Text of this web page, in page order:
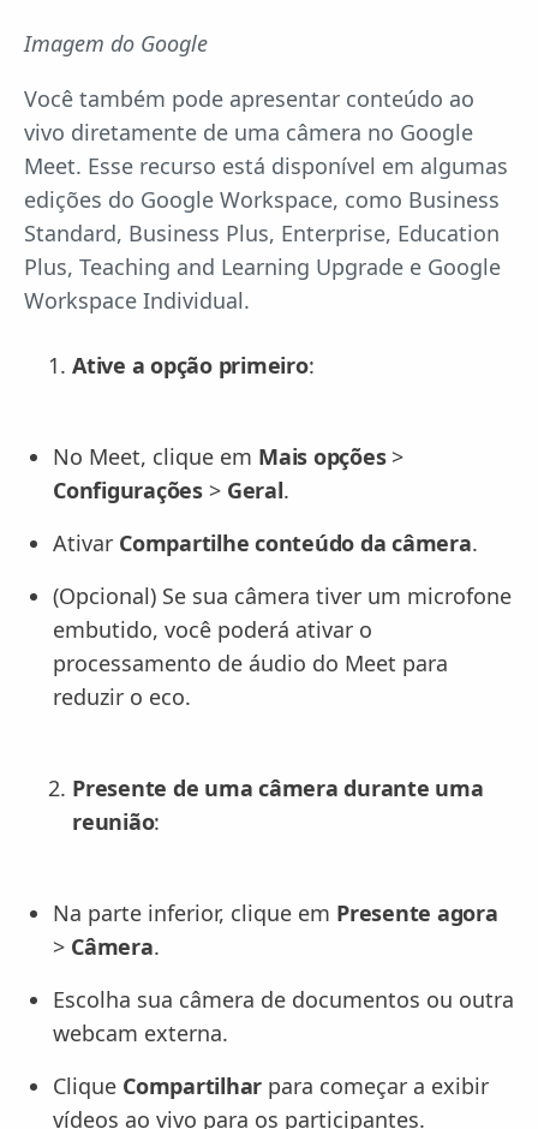
Imagem do Google
Você também pode apresentar conteúdo ao
vivo diretamente de uma câmera no Google
Meet. Esse recurso está disponível em algumas
edições do Google Workspace, como Business
Standard, Business Plus, Enterprise, Education
Plus, Teaching and Learning Upgrade e Google
Workspace Individual.
Ative a opção primeiro:
No Meet, clique em Mais opções>
Configurações> Geral.
Ativar Compartilhe conteúdo da câmera.
(Opcional) Se sua câmera tiver um microfone
embutido, você poderá ativar o
processamento de áudio do Meet para
reduzir o eco.
Presente de uma câmera durante uma
reunião:
Na parte inferior, clique em Presente agora
> Câmera.
Escolha sua câmera de documentos ou outra
webcam externa.
Clique Compartilhar para começar a exibir
vídeos ao vivo para os participantes.